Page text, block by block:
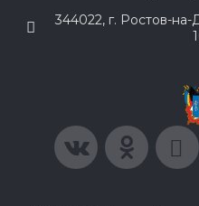
344022, г. Ростов-